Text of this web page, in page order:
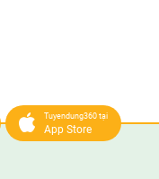
Tuyendung360 tại
App Store